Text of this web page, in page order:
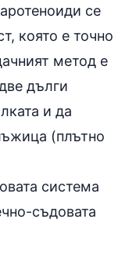
се
която е точно
метод е
дълги
и да
(плътно
система
съдовата